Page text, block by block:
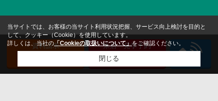
資料請求
来店・見学予約
（無料）
当サイトでは、お客様の当サイト利用状況把握、サービス向上検討を目的と
して、クッキー（Cookie）を使用しています。
詳しくは、当社の「Cookieの取扱いについて」をご確認ください。
閉じる